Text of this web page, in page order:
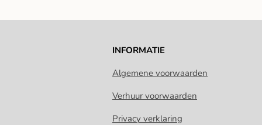
INFORMATIE
Algemene voorwaarden
Verhuur voorwaarden
Privacy verklaring